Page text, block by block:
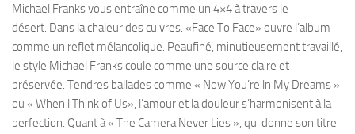
Michael Franks vous entraîne comme un 4×4 à travers le
désert. Dans la chaleur des cuivres. «Face To Face» ouvre l’album
comme un reflet mélancolique. Peaufiné, minutieusement travaillé,
le style Michael Franks coule comme une source claire et
préservée. Tendres ballades comme « Now You’re ln My Dreams »
ou « When l Think of Us», l’amour et la douleur s’harmonisent à la
perfection. Quant à « The Camera Never Lies », qui donne son titre